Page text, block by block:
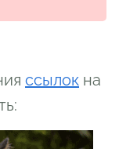
ссылок на